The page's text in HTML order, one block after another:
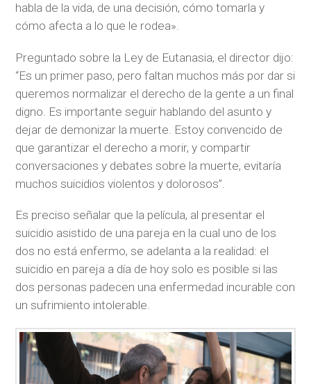
habla de la vida, de una decisión, cómo tomarla y
cómo afecta a lo que le rodea».
Preguntado sobre la Ley de Eutanasia, el director dijo:
“Es un primer paso, pero faltan muchos más por dar si
queremos normalizar el derecho de la gente a un final
digno. Es importante seguir hablando del asunto y
dejar de demonizar la muerte. Estoy convencido de
que garantizar el derecho a morir, y compartir
conversaciones y debates sobre la muerte, evitaría
muchos suicidios violentos y dolorosos”.
Es preciso señalar que la película, al presentar el
suicidio asistido de una pareja en la cual uno de los
dos no está enfermo, se adelanta a la realidad: el
suicidio en pareja a día de hoy solo es posible si las
dos personas padecen una enfermedad incurable con
un sufrimiento intolerable.